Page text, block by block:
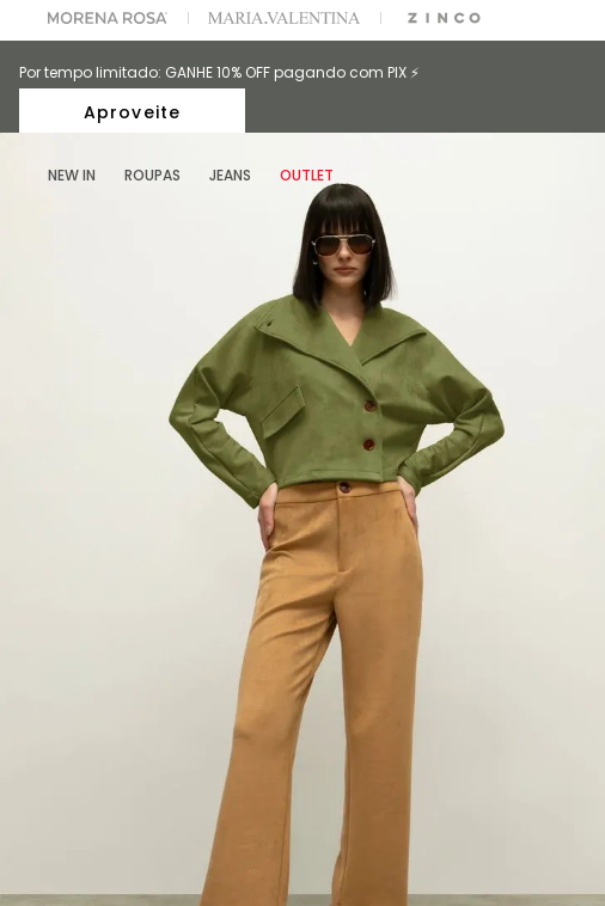
ESCOLHER SEU LOOK? FALE COM NOSSA PERSONAL SHOPPER.
Por tempo limitado: GANHE 10% OFF pagando com PIX ⚡️
Aproveite
NEW IN ROUPAS JEANS OUTLET